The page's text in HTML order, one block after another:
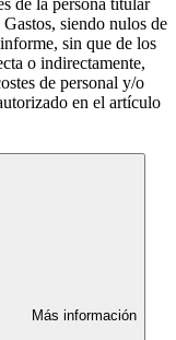
siendo nulos de
sin que de los
o indirectamente,
de personal y/o
en el artículo
Más información